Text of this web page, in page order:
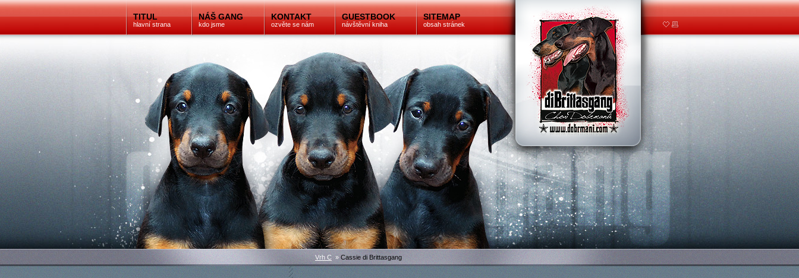
TITUL
hlavní strana
NÁŠ GANG
kdo jsme
KONTAKT
ozvěte se nám
GUESTBOOK
návštěvní kniha
SITEMAP
obsah stránek
Vrh C » Cassie di Brittasgang